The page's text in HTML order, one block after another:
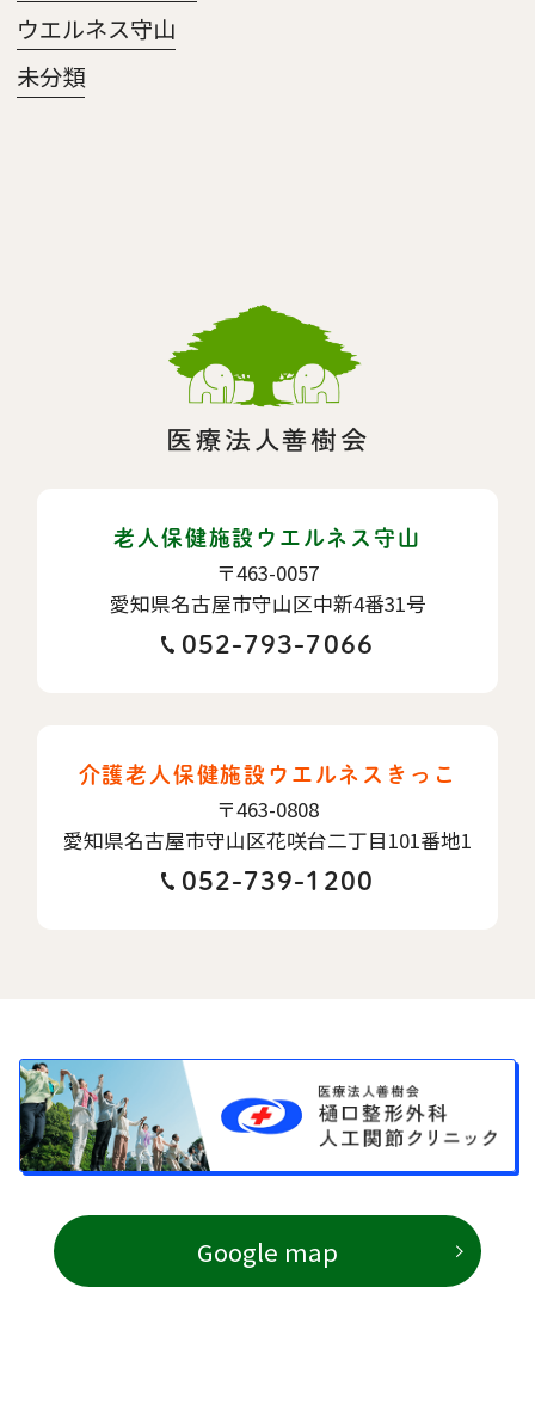
ウエルネス守山
未分類
老人保健施設ウエルネス守山
〒463-0057
愛知県名古屋市守山区中新4番31号
052-793-7066
介護老人保健施設ウエルネスきっこ
〒463-0808
愛知県名古屋市守山区花咲台二丁目101番地1
052-739-1200
Google map